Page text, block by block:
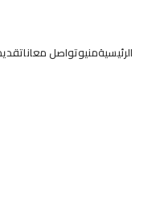
الرئيسيةمنيوتواصل معانا